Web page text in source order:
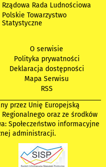
Rządowa Rada Ludnościowa
Polskie Towarzystwo
Statystyczne
O serwisie
Polityka prywatności
Deklaracja dostępności
Mapa Serwisu
RSS
przez Unię Europejską
oraz ze środków
Społeczeństwo informacyjne
administracji.